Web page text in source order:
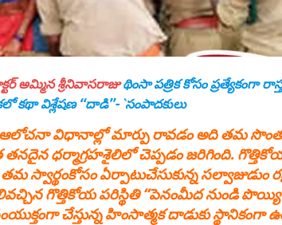
అమ్మిన శ్రీనివాసరాజు థింసా పత్రిక కోసం ప్రత్యేకంగా
విశ్లేషణ ‘‘దాడి’’- `సంపాద‌కులు
ఆలోచనా విధానాల్లో మార్పు రావడం అది తమ
ధర్మాగ్రహశైలిలో చెప్పడం జరిగింది.
స్వార్థంకోసం ఏర్పాటుచేసుకున్న సల్వాజుడుం
గొత్తికోయ పరిస్థితి ‘‘పెనంమీద నుండి
చేస్తున్న హింసాత్మక దాడుకు స్థానికంగా